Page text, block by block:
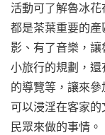
活動可了解魯冰
都是茶葉重要的
影、有了音樂，
小旅行的規劃，
的導覽等，讓來
可以浸淫在客家
民眾來做的事情。